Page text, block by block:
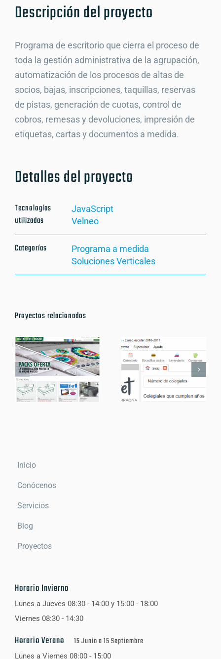
Descripción del proyecto
Programa de escritorio que cierra el proceso de
toda la gestión administrativa de la agrupación,
automatización de los procesos de altas de
socios, bajas, inscripciones, taquillas, reservas
de pistas, generación de cuotas, control de
cobros, remesas y devoluciones, impresión de
etiquetas, cartas y documentos a medida.
Detalles del proyecto
Tecnologías
utilizadas
JavaScript
Velneo
Categorías
Programa a medida
Soluciones Verticales
Proyectos relacionados
Inicio
Conócenos
Servicios
Blog
Proyectos
Horario Invierno
Lunes a Jueves 08:30 - 14:00 y 15:00 - 18:00
Viernes 08:30 - 14:30
Horario Verano 15 Junio a 15 Septiembre
Lunes a Viernes 08:00 - 15:00